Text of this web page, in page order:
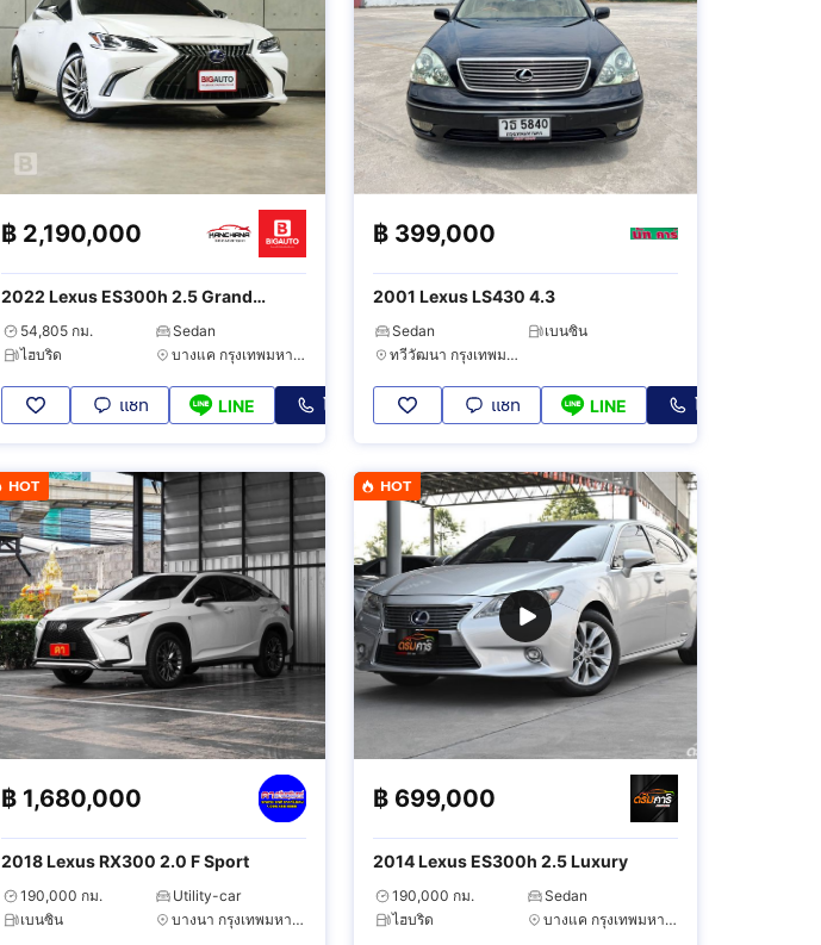
฿ 2,190,000
2022 Lexus ES300h 2.5 Grand
Luxury
54,805 กม.
Sedan
ไฮบริด
บางแค กรุงเทพมหานคร
แชท LINE โทร
฿ 399,000
2001 Lexus LS430 4.3
Sedan
เบนซิน
ทวีวัฒนา กรุงเทพมหานคร
แชท LINE โทร
HOT
฿ 1,680,000
2018 Lexus RX300 2.0 F Sport
190,000 กม.
Utility-car
เบนซิน
บางนา กรุงเทพมหานคร
HOT
฿ 699,000
2014 Lexus ES300h 2.5 Luxury
190,000 กม.
Sedan
ไฮบริด
บางแค กรุงเทพมหานคร